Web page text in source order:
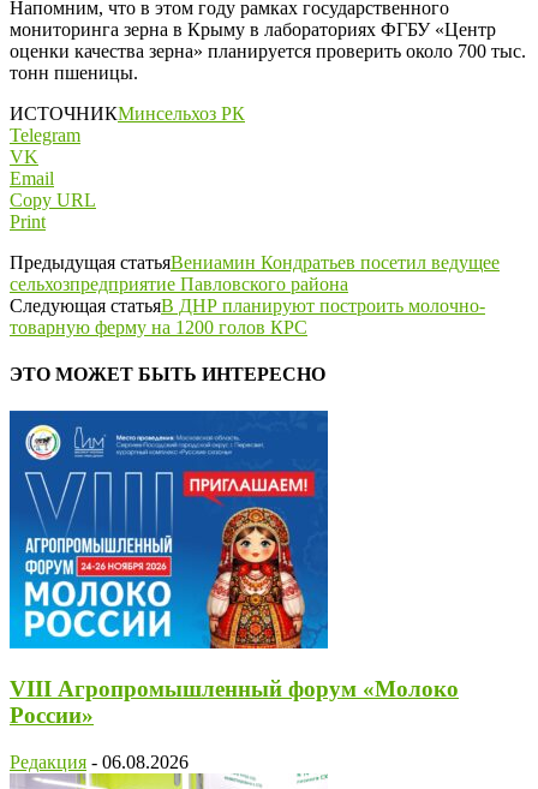
Напомним, что в этом году рамках государственного
мониторинга зерна в Крыму в лабораториях ФГБУ «Центр
оценки качества зерна» планируется проверить около 700 тыс.
тонн пшеницы.
ИСТОЧНИКМинсельхоз РК
Telegram
VK
Email
Copy URL
Print
Предыдущая статьяВениамин Кондратьев посетил ведущее
сельхозпредприятие Павловского района
Следующая статьяВ ДНР планируют построить молочно-
товарную ферму на 1200 голов КРС
ЭТО МОЖЕТ БЫТЬ ИНТЕРЕСНО
VIII Агропромышленный форум «Молоко
России»
Редакция - 06.08.2026